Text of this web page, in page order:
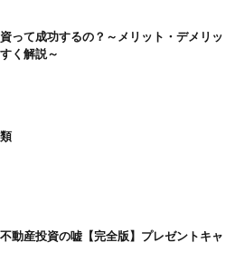
って成功するの？～メリット・デメリッ
く解説～
不動産投資の嘘【完全版】プレゼントキャ